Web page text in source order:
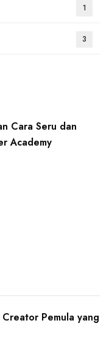
1
3
Cara Seru dan
Academy
Pemula yang